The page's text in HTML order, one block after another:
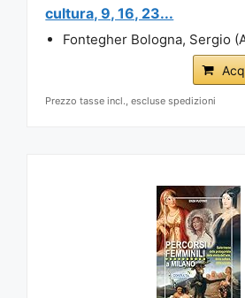
cultura, 9, 16, 23...
Fontegher Bologna, Sergio
Prezzo tasse incl., escluse spedizioni